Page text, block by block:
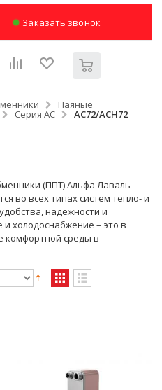
Заказать звонок
Паяные
Серия AC AC72/ACH72
(ППТ) Альфа Лаваль
во всех типах систем тепло- и
надежности и
холодоснабжение – это в
комфортной среды в